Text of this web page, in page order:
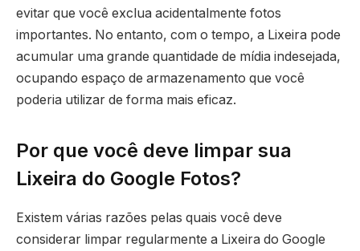
evitar que você exclua acidentalmente fotos
importantes. No entanto, com o tempo, a Lixeira pode
acumular uma grande quantidade de mídia indesejada,
ocupando espaço de armazenamento que você
poderia utilizar de forma mais eficaz.
Por que você deve limpar sua
Lixeira do Google Fotos?
Existem várias razões pelas quais você deve
considerar limpar regularmente a Lixeira do Google